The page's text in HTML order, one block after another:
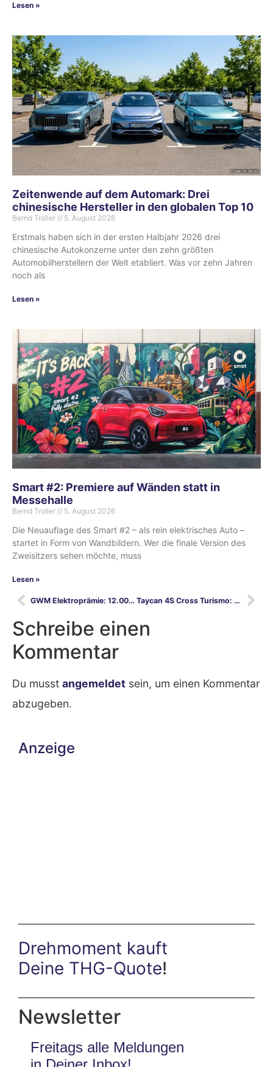
Lesen »
Zeitenwende auf dem Automark: Drei
chinesische Hersteller in den globalen Top 10
Bernd Troller 5. August 2026
Erstmals haben sich in der ersten Halbjahr 2026 drei
chinesische Autokonzerne unter den zehn größten
Automobilherstellern der Welt etabliert. Was vor zehn Jahren
noch als
Lesen »
Smart #2: Premiere auf Wänden statt in
Messehalle
Bernd Troller 5. August 2026
Die Neuauflage des Smart #2 – als rein elektrisches Auto –
startet in Form von Wandbildern. Wer die finale Version des
Zweisitzers sehen möchte, muss
Lesen »
GWM Elektroprämie: 12.000 Euro für alle ORA 03 Modelle Taycan 4S Cross Turismo: Freiheit ohne Grenzen
Schreibe einen
Kommentar
Du musst angemeldet sein, um einen Kommentar
abzugeben.
Anzeige
Drehmoment kauft
Deine THG-Quote!
Newsletter
Freitags alle Meldungen